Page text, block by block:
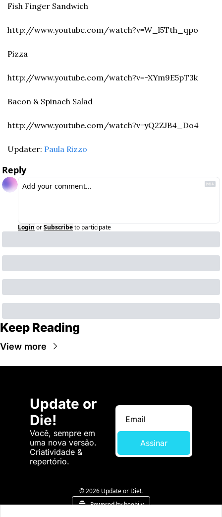
Fish Finger Sandwich
http://www.youtube.com/watch?v=W_l5Tth_qpo
Pizza
http://www.youtube.com/watch?v=-XYm9E5pT3k
Bacon & Spinach Salad
http://www.youtube.com/watch?v=yQ2ZJB4_Do4
Updater: Paula Rizzo
Reply
Login orSubscribeto participate
Keep Reading
View more
Update or
Die!
Você, sempre em
uma nova versão.
Criatividade &
repertório.
Assinar
© 2026 Update or Die!.
Powered by beehiiv